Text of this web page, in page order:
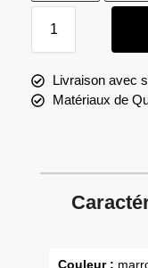
Livraison avec
Matériaux de
Couleur :